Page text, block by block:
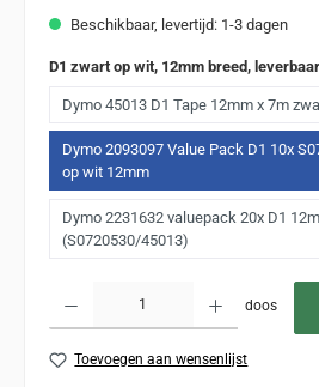
Beschikbaar, levertijd: 1-3 dagen
D1 zwart op wit, 12mm breed,
Dymo 45013 D1 Tape 12mm x 7m
Dymo 2093097 Value Pack D1 10x
op wit 12mm
Dymo 2231632 valuepack 20x D1
(S0720530/45013)
doos
Toevoegen aan wensenlijst